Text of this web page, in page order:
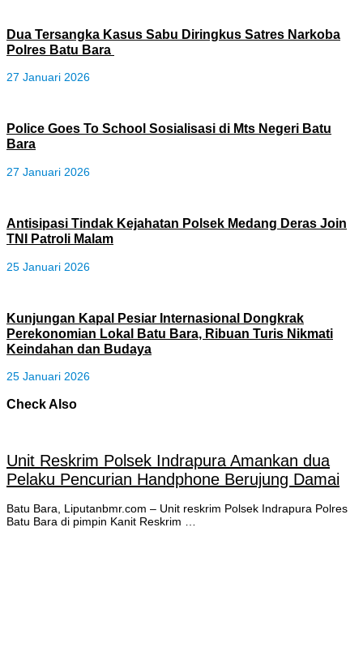
‎Dua Tersangka Kasus Sabu Diringkus Satres Narkoba
Polres Batu Bara ‎
27 Januari 2026
‎Police Goes To School Sosialisasi di Mts Negeri Batu
Bara
27 Januari 2026
‎Antisipasi Tindak Kejahatan Polsek Medang Deras Join
TNI Patroli Malam
25 Januari 2026
Kunjungan Kapal Pesiar Internasional Dongkrak
Perekonomian Lokal Batu Bara, Ribuan Turis Nikmati
Keindahan dan Budaya
25 Januari 2026
Check Also
‎Unit Reskrim Polsek Indrapura Amankan dua
Pelaku Pencurian Handphone Berujung Damai
‎Batu Bara, Liputanbmr.com – Unit reskrim Polsek Indrapura Polres
Batu Bara di pimpin Kanit Reskrim …